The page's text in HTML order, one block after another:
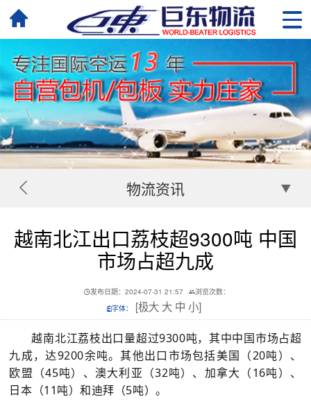
物流资讯
越南北江出口荔枝超9300吨 中国
市场占超九成
发布日期：2024-07-31 21:57
浏览次数：
字体：
[极大 大 中 小]
越南北江荔枝出口量超过9300吨，其中中国市场占超
九成，达9200余吨。其他出口市场包括美国（20吨）、
欧盟（45吨）、澳大利亚（32吨）、加拿大（16吨）、
日本（11吨）和迪拜（5吨）。